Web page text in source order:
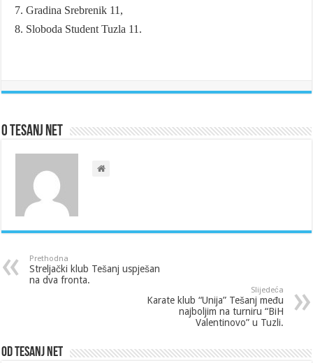
Gradina Srebrenik 11,
Sloboda Student Tuzla 11.
O Tesanj Net
Prethodna
Streljački klub Tešanj uspješan
na dva fronta.
Slijedeća
Karate klub “Unija” Tešanj među
najboljim na turniru “BiH
Valentinovo” u Tuzli.
Od Tesanj Net